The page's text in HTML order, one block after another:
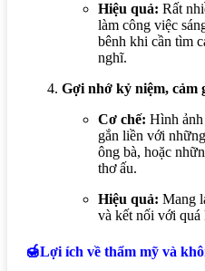
Hiệu quả: Rất
làm công việc
bênh khi cần tìm
nghĩ.
Gợi nhớ kỷ niệm, cảm
Cơ chế: Hình
gắn liền với
ông bà, hoặc
thơ ấu.
Hiệu quả: Mang
và kết nối với quá
🍯Lợi ích về thẩm mỹ và